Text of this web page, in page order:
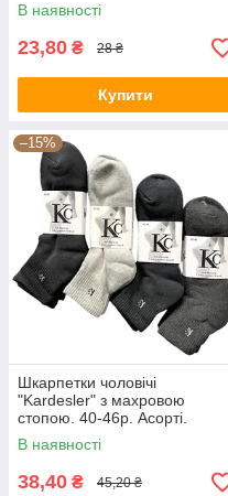
В наявності
23,80 ₴ 28 ₴
Купити
–15%
Шкарпетки чоловічі
"Kardesler" з махровою
стопою. 40-46р. Асорті.
Середньої висоти.
В наявності
38,40 ₴ 45,20 ₴